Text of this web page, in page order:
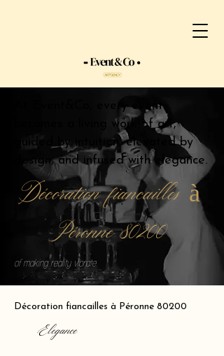
At Event&Co, every event
becomes a living work of art,
guided by intuition, elevated by
design, and infused with elegance.
Décoration fiancailles à
Péronne 80200
of making reality vibrate.
Décoration fiancailles à Péronne 80200
Elegance